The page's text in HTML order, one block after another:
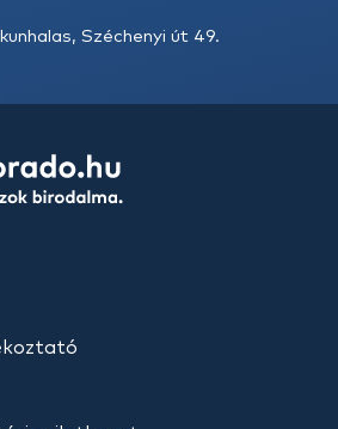
Széchenyi út 49.